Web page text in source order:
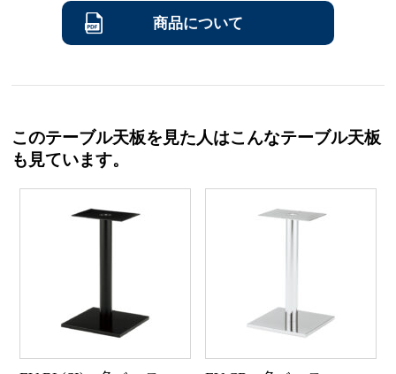
商品について
このテーブル天板を見た人はこんなテーブル天板
も見ています。